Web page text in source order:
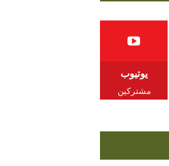
يوتيوب
مشتركين